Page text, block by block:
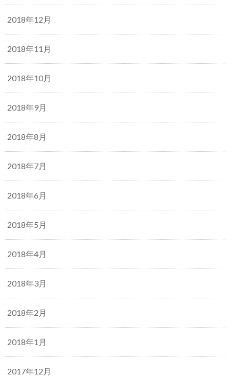
2018年12月
2018年11月
2018年10月
2018年9月
2018年8月
2018年7月
2018年6月
2018年5月
2018年4月
2018年3月
2018年2月
2018年1月
2017年12月